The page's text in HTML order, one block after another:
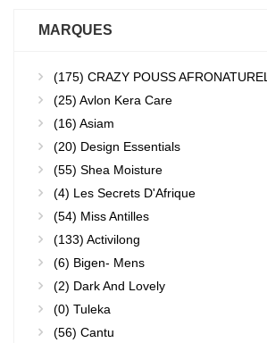
MARQUES
(175) CRAZY POUSS AFRONATUREL
(25) Avlon Kera Care
(16) Asiam
(20) Design Essentials
(55) Shea Moisture
(4) Les Secrets D'Afrique
(54) Miss Antilles
(133) Activilong
(6) Bigen- Mens
(2) Dark And Lovely
(0) Tuleka
(56) Cantu